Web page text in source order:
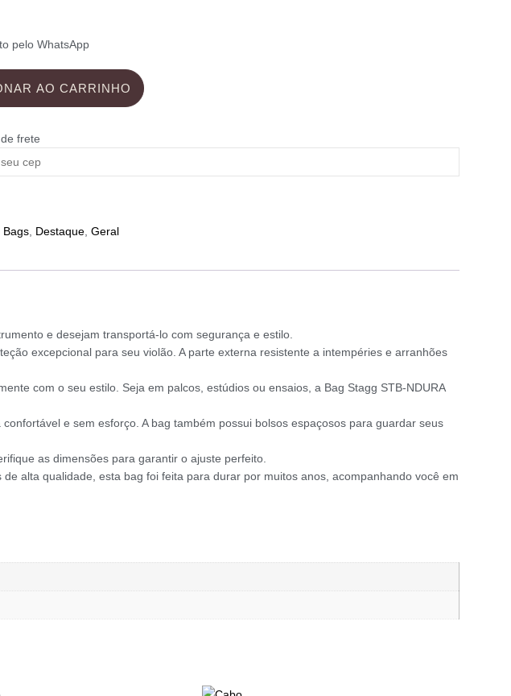
pelo WhatsApp
AO CARRINHO
frete
Bags Destaque Geral
e desejam transportá-lo com segurança e estilo.
excepcional para seu violão. A parte externa resistente a intempéries e arranhões
com o seu estilo. Seja em palcos, estúdios ou ensaios, a Bag Stagg STB-NDURA
e sem esforço. A bag também possui bolsos espaçosos para guardar seus
as dimensões para garantir o ajuste perfeito.
alta qualidade, esta bag foi feita para durar por muitos anos, acompanhando você em